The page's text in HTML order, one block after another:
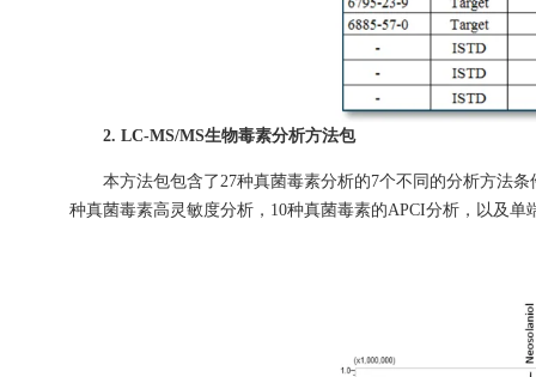
2. LC-MS/MS生物毒素分析方法包
本方法包包含了27种真菌毒素分析的7个不同的分析方法条
种真菌毒素高灵敏度分析，10种真菌毒素的APCI分析，以及